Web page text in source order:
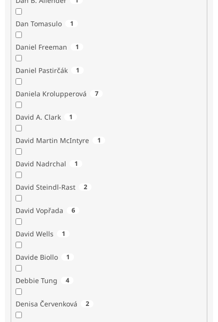
Dan Tomasulo 1
Daniel Freeman 1
Daniel Pastirčák 1
Daniela Krolupperová 7
David A. Clark 1
David Martin McIntyre 1
David Nadrchal 1
David Steindl-Rast 2
David Vopřada 6
David Wells 1
Davide Biollo 1
Debbie Tung 4
Denisa Červenková 2